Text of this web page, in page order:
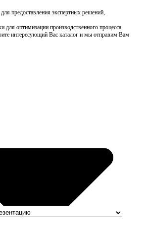
предоставления экспертных решений,
для оптимизации производственного процесса.
интересующий Вас каталог и мы отправим Вам